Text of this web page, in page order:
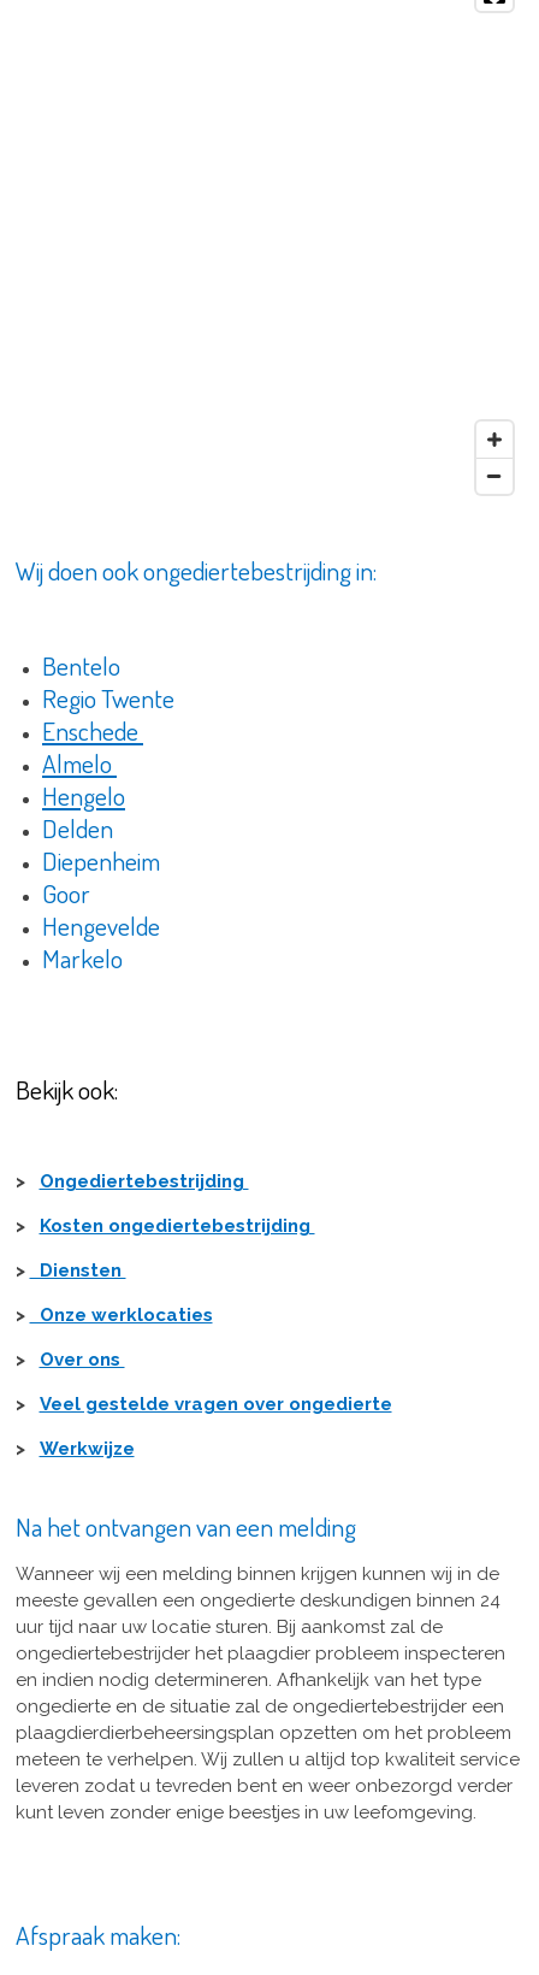
Wij doen ook ongediertebestrijding in:
Bentelo
Regio Twente
Enschede
Almelo
Hengelo
Delden
Diepenheim
Goor
Hengevelde
Markelo
Bekijk ook:
> Ongediertebestrijding
> Kosten ongediertebestrijding
> Diensten
> Onze werklocaties
> Over ons
> Veel gestelde vragen over ongedierte
> Werkwijze
Na het ontvangen van een melding
Wanneer wij een melding binnen krijgen kunnen wij in de
meeste gevallen een ongedierte deskundigen binnen 24
uur tijd naar uw locatie sturen. Bij aankomst zal de
ongediertebestrijder het plaagdier probleem inspecteren
en indien nodig determineren. Afhankelijk van het type
ongedierte en de situatie zal de ongediertebestrijder een
plaagdierdierbeheersingsplan opzetten om het probleem
meteen te verhelpen. Wij zullen u altijd top kwaliteit service
leveren zodat u tevreden bent en weer onbezorgd verder
kunt leven zonder enige beestjes in uw leefomgeving.
Afspraak maken: